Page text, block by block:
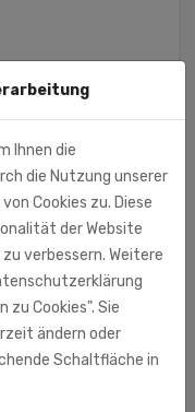
Ihnen die
die Nutzung unserer
Cookies zu. Diese
der Website
verbessern. Weitere
zu Cookies". Sie
ändern oder
Schaltfläche in